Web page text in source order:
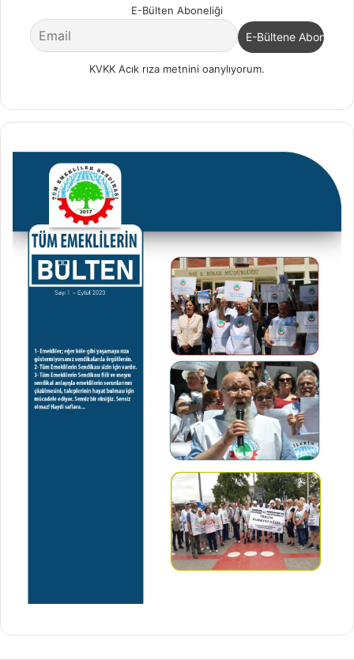
E-Bülten Aboneliği
KVKK Acık rıza metnini oanylıyorum.